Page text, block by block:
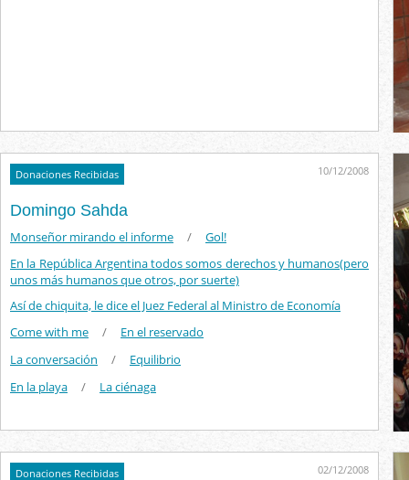
Donaciones Recibidas 10/12/2008
Domingo Sahda
Monseñor mirando el informe / Gol!
En la República Argentina todos somos derechos y humanos(pero
unos más humanos que otros, por suerte)
Así de chiquita, le dice el Juez Federal al Ministro de Economía
Come with me / En el reservado
La conversación / Equilibrio
En la playa / La ciénaga
Donaciones Recibidas 02/12/2008